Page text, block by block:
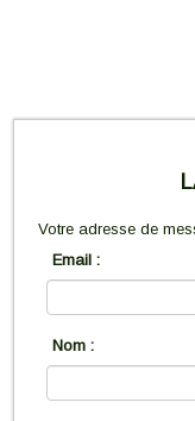
Votre adresse de
Email :
Nom :